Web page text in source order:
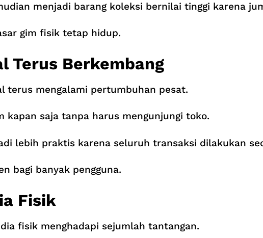
menjadi barang koleksi bernilai tinggi karena
gim fisik tetap hidup.
Terus Berkembang
terus mengalami pertumbuhan pesat.
kapan saja tanpa harus mengunjungi toko.
lebih praktis karena seluruh transaksi dilakukan
bagi banyak pengguna.
Fisik
fisik menghadapi sejumlah tantangan.